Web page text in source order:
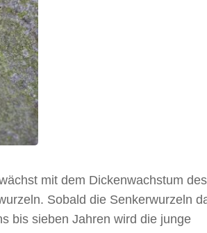
mit dem Dickenwachstum des
Sobald die Senkerwurzeln
bis sieben Jahren wird die junge